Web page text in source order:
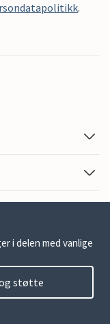
.
i delen med vanlige
støtte